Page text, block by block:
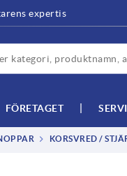
expertis
FÖRETAGET
KORSVRED /